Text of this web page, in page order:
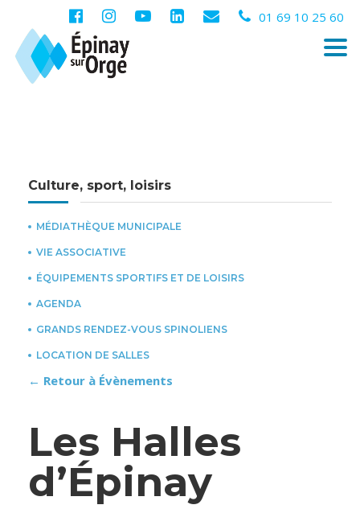
01 69 10 25 60
Culture, sport, loisirs
MÉDIATHÈQUE MUNICIPALE
VIE ASSOCIATIVE
ÉQUIPEMENTS SPORTIFS ET DE LOISIRS
AGENDA
GRANDS RENDEZ-VOUS SPINOLIENS
LOCATION DE SALLES
← Retour à Évènements
Les Halles
d’Épinay